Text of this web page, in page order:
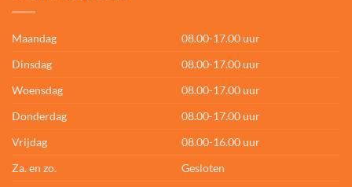
Maandag
08.00-17.00 uur
Dinsdag
08.00-17.00 uur
Woensdag
08.00-17.00 uur
Donderdag
08.00-17.00 uur
Vrijdag
08.00-16.00 uur
Za. en zo.
Gesloten